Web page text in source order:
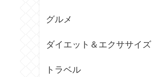
グルメ
ダイエット＆エクササイズ
トラベル